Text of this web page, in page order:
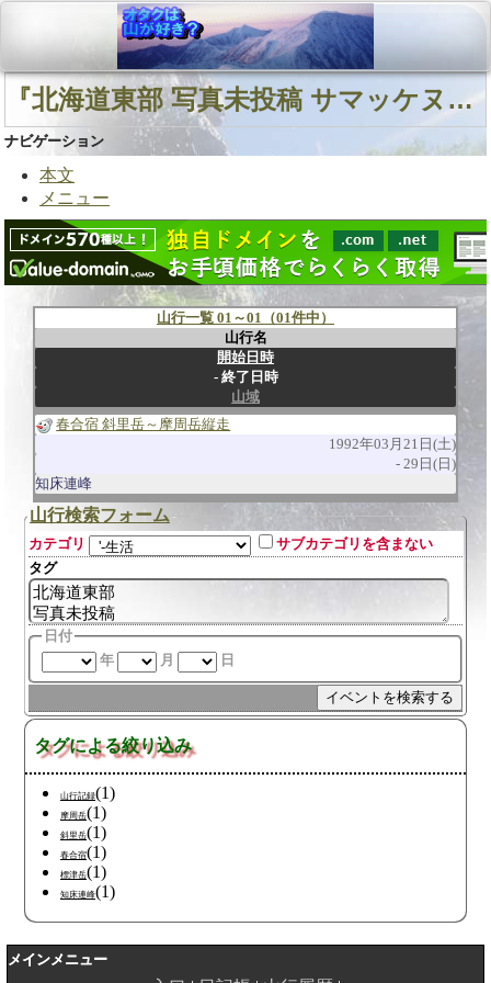
『北海道東部 写真未投稿 サマッケヌプリ山』に関連する山行
ナビゲーション
本文
メニュー
山行一覧 01～01（01件中）
山行名
開始日時
終了日時
山域
春合宿 斜里岳～摩周岳縦走
1992年03月21日(土)
29日(日)
知床連峰
山行検索フォーム
カテゴリ
サブカテゴリを含まない
タグ
日付
年
月 日
タグによる絞り込み
山行記録(1)
摩周岳(1)
斜里岳(1)
春合宿(1)
標津岳(1)
知床連峰(1)
メインメニュー